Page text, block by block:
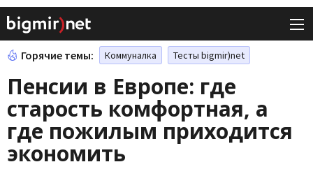
Горячие темы: Коммуналка Тесты bigmir)net
Пенсии в Европе: где
старость комфортная, а
где пожилым приходится
экономить